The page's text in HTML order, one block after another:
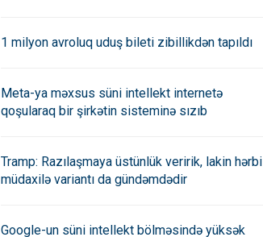
1 milyon avroluq uduş bileti zibillikdən tapıldı
Meta-ya məxsus süni intellekt internetə
qoşularaq bir şirkətin sisteminə sızıb
Tramp: Razılaşmaya üstünlük veririk, lakin hərbi
müdaxilə variantı da gündəmdədir
Google-un süni intellekt bölməsində yüksək